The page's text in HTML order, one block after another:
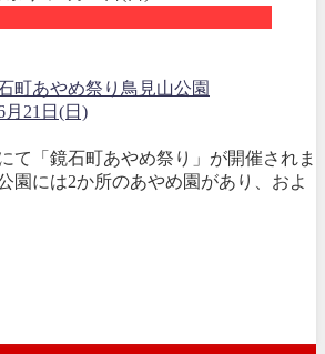
町あやめ祭り 鳥見山公園
21日(日)
て「鏡石町あやめ祭り」が開催されま
園には2か所のあやめ園があり、およ